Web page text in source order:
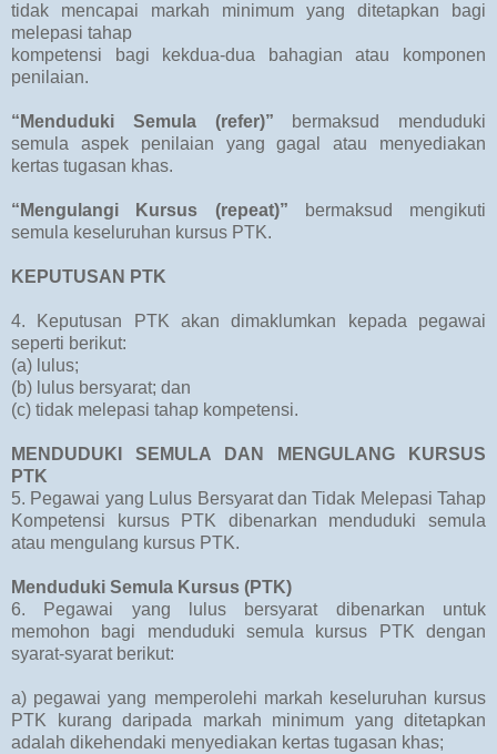
tidak mencapai markah minimum yang ditetapkan bagi
melepasi tahap
kompetensi bagi kekdua-dua bahagian atau komponen
penilaian.
“Menduduki Semula (refer)” bermaksud menduduki
semula aspek penilaian yang gagal atau menyediakan
kertas tugasan khas.
“Mengulangi Kursus (repeat)” bermaksud mengikuti
semula keseluruhan kursus PTK.
KEPUTUSAN PTK
4. Keputusan PTK akan dimaklumkan kepada pegawai
seperti berikut:
(a) lulus;
(b) lulus bersyarat; dan
(c) tidak melepasi tahap kompetensi.
MENDUDUKI SEMULA DAN MENGULANG KURSUS
PTK
5. Pegawai yang Lulus Bersyarat dan Tidak Melepasi Tahap
Kompetensi kursus PTK dibenarkan menduduki semula
atau mengulang kursus PTK.
Menduduki Semula Kursus (PTK)
6. Pegawai yang lulus bersyarat dibenarkan untuk
memohon bagi menduduki semula kursus PTK dengan
syarat-syarat berikut:
a) pegawai yang memperolehi markah keseluruhan kursus
PTK kurang daripada markah minimum yang ditetapkan
adalah dikehendaki menyediakan kertas tugasan khas;